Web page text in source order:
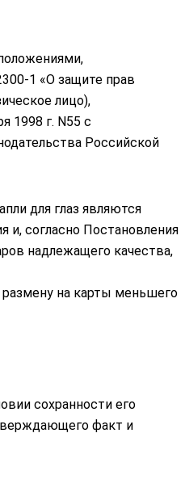
1 «О защите прав
лицо),
1998 г. N55 с
Российской
для глаз являются
и, согласно Постановления
надлежащего качества,
на карты меньшего
сохранности его
факт и